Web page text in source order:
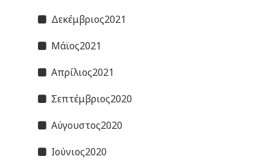
Δεκέμβριος2021
Μάϊος2021
Απρίλιος2021
Σεπτέμβριος2020
Αύγουστος2020
Ιούνιος2020